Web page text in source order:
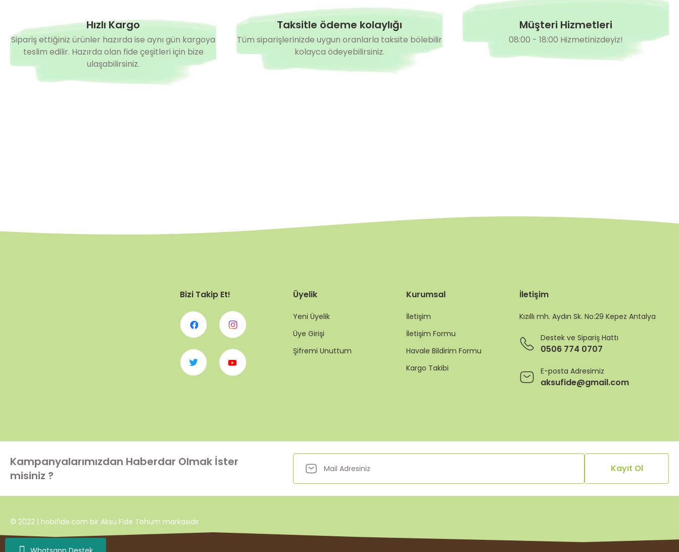
Hızlı Kargo
Sipariş ettiğiniz ürünler hazırda ise aynı gün kargoya
teslim edilir. Hazırda olan fide çeşitleri için bize
ulaşabilirsiniz.
Taksitle ödeme kolaylığı
Tüm siparişlerinizde uygun oranlarla taksite bölebilir
kolayca ödeyebilirsiniz.
Müşteri Hizmetleri
08:00 - 18:00 Hizmetinizdeyiz!
Bizi Takip Et! Üyelik
Yeni Üyelik
Üye Girişi
Şifremi Unuttum
Kurumsal
İletişim
İletişim Formu
Havale Bildirim Formu
Kargo Takibi
İletişim
Kızıllı mh. Aydın Sk. No:29 Kepez Antalya
Destek ve Sipariş Hattı
0506 774 0707
E-posta Adresimiz
aksufide@gmail.com
Kampanyalarımızdan Haberdar Olmak İster
misiniz ?
Kayıt Ol
© 2022 | hobifide.com bir Aksu Fide Tohum markasıdır